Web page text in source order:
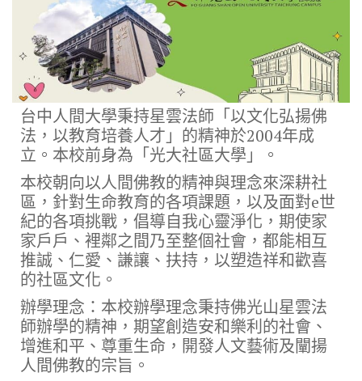
台中人間大學秉持星雲法師「以文化弘揚佛
法，以教育培養人才」的精神於2004年成
立。本校前身為「光大社區大學」。
本校朝向以人間佛教的精神與理念來深耕社
區，針對生命教育的各項課題，以及面對e世
紀的各項挑戰，倡導自我心靈淨化，期使家
家戶戶、裡鄰之間乃至整個社會，都能相互
推誠、仁愛、謙讓、扶持，以塑造祥和歡喜
的社區文化。
辦學理念：本校辦學理念秉持佛光山星雲法
師辦學的精神，期望創造安和樂利的社會、
增進和平、尊重生命，開發人文藝術及闡揚
人間佛教的宗旨。